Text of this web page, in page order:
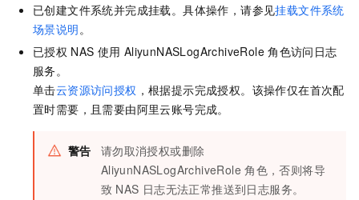
已创建文件系统并完成挂载。具体操作，请参见挂载文件系统
场景说明。
已授权 NAS 使用 AliyunNASLogArchiveRole 角色访问日志
服务。
单击云资源访问授权 ，根据提示完成授权。该操作仅在首次配
置时需要，且需要由阿里云账号完成。
警告
请勿取消授权或删除
AliyunNASLogArchiveRole 角色，否则将导
致 NAS 日志无法正常推送到日志服务。